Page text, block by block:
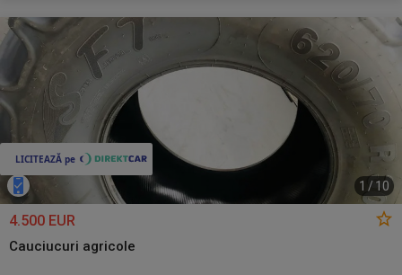
1 / 10
4.500 EUR
Cauciucuri agricole